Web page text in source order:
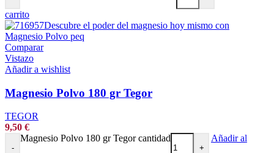
carrito
Comparar
Vistazo
Añadir a wishlist
Magnesio Polvo 180 gr Tegor
TEGOR
9,50 €
-
Magnesio Polvo 180 gr Tegor cantidad
+
Añadir al